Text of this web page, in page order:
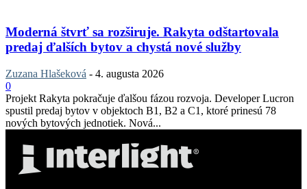
Moderná štvrť sa rozširuje. Rakyta odštartovala
predaj ďalších bytov a chystá nové služby
Zuzana Hlašeková - 4. augusta 2026
0
Projekt Rakyta pokračuje ďalšou fázou rozvoja. Developer Lucron
spustil predaj bytov v objektoch B1, B2 a C1, ktoré prinesú 78
nových bytových jednotiek. Nová...